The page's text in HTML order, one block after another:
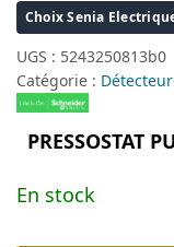
Choix Senia
UGS : 5243250813b0
Catégorie :
PRESSOSTAT
En stock